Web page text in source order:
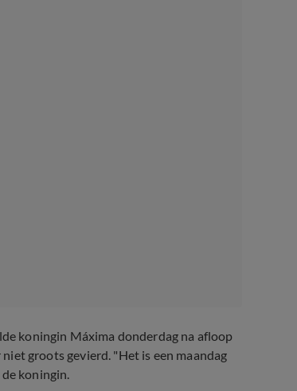
koningin Máxima donderdag na afloop
groots gevierd. "Het is een maandag
koningin.